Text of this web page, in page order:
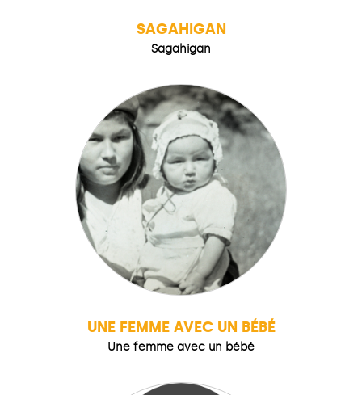
SAGAHIGAN
Sagahigan
UNE FEMME AVEC UN BÉBÉ
Une femme avec un bébé